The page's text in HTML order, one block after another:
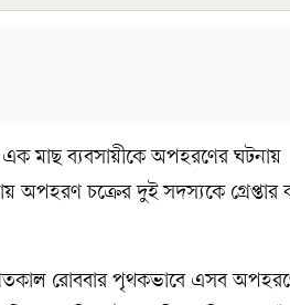
এক মাছ ব্যবসায়ীকে অপহরণের ঘটনায়
অপহরণ চক্রের দুই সদস্যকে গ্রেপ্তার
রোববার পৃথকভাবে এসব